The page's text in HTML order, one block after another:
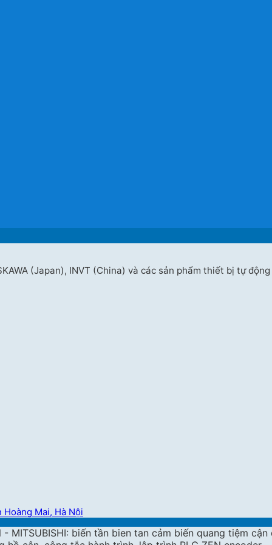
(Japan), INVT (China) và các sản phẩm thiết bị tự
Mai, Hà Nội
- MITSUBISHI: biến tần bien tan cảm biến quang tiệm